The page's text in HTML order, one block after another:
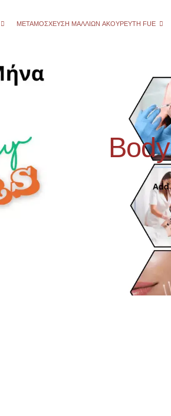
ΜΕΤΑΜΌΣΧΕΥΣΗ ΜΑΛΛΙΏΝ AΚΟΎΡΕΥΤΗ FUE
Body